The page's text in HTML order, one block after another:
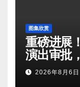
图集欣赏
重磅进展
演出审批
将奔赴南京
2026年8月6日